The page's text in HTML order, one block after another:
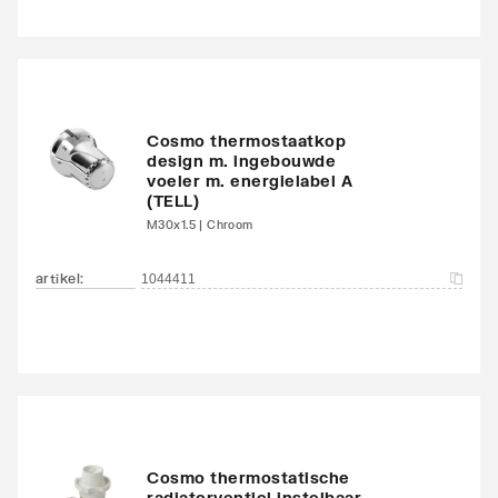
Aantal standaard
aansluitingen
4
Aansluitcombi MO
der
Nee
Cosmo thermostaatkop
design m. ingebouwde
voeler m. energielabel A
(TELL)
M30x1.5 | Chroom
artikel: 1044411
Cosmo thermostatische